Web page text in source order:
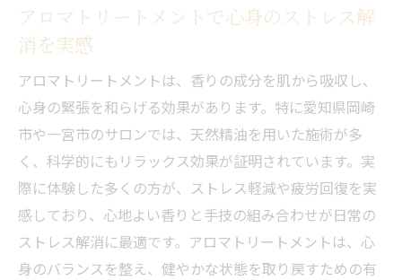
しむ
愛知のアロマ香体験で心の健康をサポート
愛知県で叶うアロマトリートメントの魅力
愛知で人気のアロマトリートメントの選び
方
リフレッシュアロママッサージ体験で癒し
を満喫
香水作り体験とともに楽しむストレス解消
法
アロマトリートメントで心身のストレス解
消を実感
アロマトリートメントは、香りの成分を肌から吸収し、
心身の緊張を和らげる効果があります。特に愛知県岡崎
市や一宮市のサロンでは、天然精油を用いた施術が多
く、科学的にもリラックス効果が証明されています。実
際に体験した多くの方が、ストレス軽減や疲労回復を実
感しており、心地よい香りと手技の組み合わせが日常の
ストレス解消に最適です。アロマトリートメントは、心
身のバランスを整え、健やかな状態を取り戻すための有